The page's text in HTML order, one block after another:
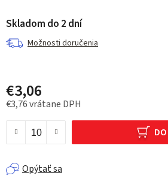
Skladom do 2 dní
Možnosti doručenia
€3,06
€3,76 vrátane DPH
Opýtať sa